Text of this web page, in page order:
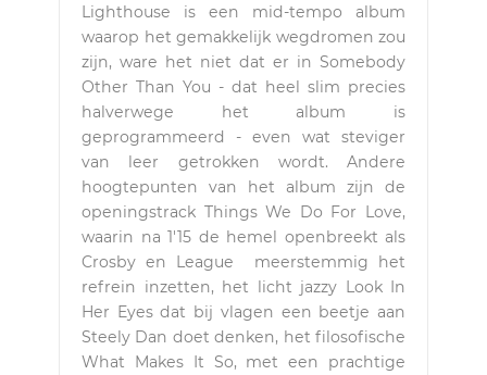
Lighthouse is een mid-tempo album
waarop het gemakkelijk wegdromen zou
zijn, ware het niet dat er in Somebody
Other Than You - dat heel slim precies
halverwege het album is
geprogrammeerd - even wat steviger
van leer getrokken wordt. Andere
hoogtepunten van het album zijn de
openingstrack Things We Do For Love,
waarin na 1'15 de hemel openbreekt als
Crosby en League meerstemmig het
refrein inzetten, het licht jazzy Look In
Her Eyes dat bij vlagen een beetje aan
Steely Dan doet denken, het filosofische
What Makes It So, met een prachtige